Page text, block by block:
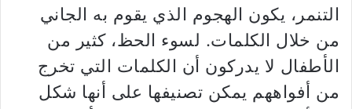
التنمر، يكون الهجوم الذي يقوم به الجاني
من خلال الكلمات. لسوء الحظ، كثير من
الأطفال لا يدركون أن الكلمات التي تخرج
من أفواههم يمكن تصنيفها على أنها شكل